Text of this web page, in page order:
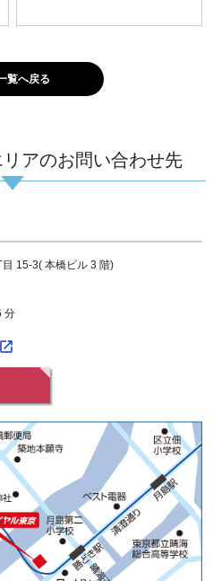
覧へ戻る
アのお問い合わせ先
15-3( 本橋ビル 3 階)
分